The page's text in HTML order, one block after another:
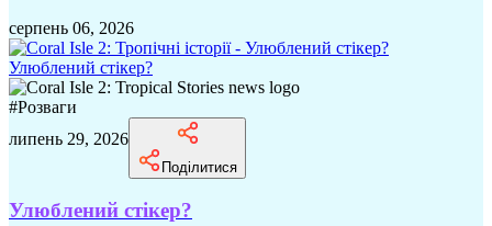
серпень 06, 2026
Улюблений стікер?
#Розваги
липень 29, 2026
Поділитися
Улюблений стікер?